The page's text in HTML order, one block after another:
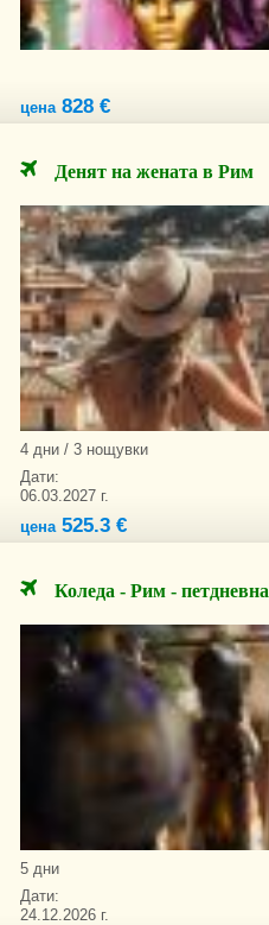
цена 828 €
Денят на жената в Рим
4 дни / 3 нощувки
Дати:
06.03.2027 г.
цена 525.3 €
Коледа - Рим - петдневна
5 дни
Дати:
24.12.2026 г.